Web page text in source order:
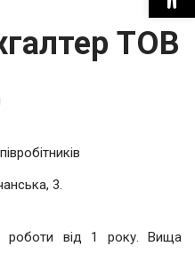
ТОВ
3.
роботи від 1 року. Вища